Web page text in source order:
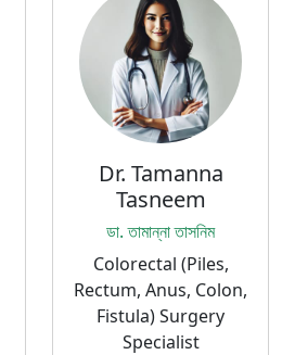
Dr. Tamanna
Tasneem
ডা. তামান্না তাসনিম
Colorectal (Piles,
Rectum, Anus, Colon,
Fistula) Surgery
Specialist